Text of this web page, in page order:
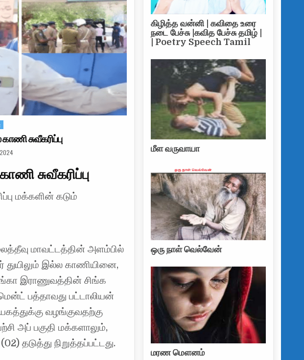
சுவீகரிப்பு
DATE:
சுவீகரிப்பு
மக்களின் கடும்
மாவட்டத்தின் அளம்பில்
துயிலும் இல்ல காணியினை,
இராணுவத்தின் சிங்க
பத்தாவது பட்டாலியன்
வழங்குவதற்கு
அப் பகுதி மக்களாலும்,
தடுத்து நிறுத்தப்பட்டது.
கிழித்த வன்னி | கவிதை உரை
நடை பேச்சு |கவித பேச்சு தமிழ் |
| Poetry Speech Tamil
மீள வருவாயா
ஒரு நாள் வெல்வேன்
மரண மௌனம்